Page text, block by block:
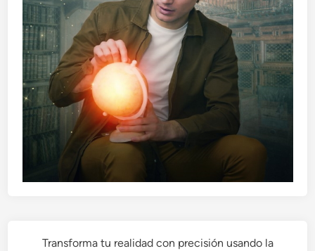
Transforma tu realidad con precisión usando la